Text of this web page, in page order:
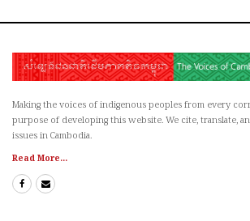
Making the voices of indigenous peoples from every
purpose of developing this website. We cite, translate,
issues in Cambodia.
Read More...